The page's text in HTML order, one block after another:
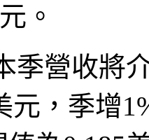
。
季營收將
元，季增